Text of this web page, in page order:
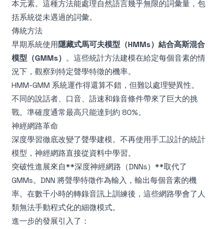
本元素。這種方法能處理自然語言幾乎無限的詞彙量，包
括系統從未遇過的詞彙。
傳統方法
早期系統使用隱藏式馬可夫模型（HMMs） 結合高斯混合
模型（GMMs） 。這些統計方法建模在給定每個音素的情
況下，觀察到特定聲學特徵的機率。
HMM-GMM 系統運作得還算不錯，但難以處理變異性。
不同的說話者、口音、語速和錄音條件帶來了巨大的挑
戰。準確度通常最高只能達到約 80%。
神經網路革命
深度學習徹底改變了聲學建模。不再使用手工設計的統計
模型，神經網路直接從資料中學習。
突破性進展來自**深度神經網路（DNNs）**取代了
GMMs。DNN 將聲學特徵作為輸入，輸出每個音素的機
率。在數千小時的轉錄音訊上訓練後，這些網路學會了人
類無法手動程式化的細微模式。
進一步的發展引入了：